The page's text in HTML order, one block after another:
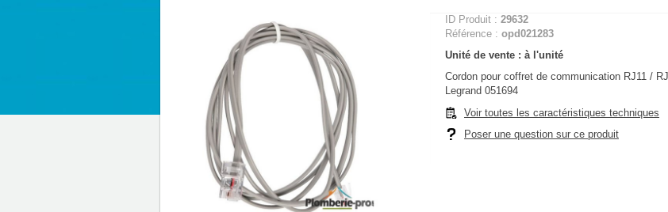
ID Produit : 29632
Référence : opd021283
Unité de vente : à l'unité
Cordon pour coffret de communication RJ11 /
Legrand 051694
Voir toutes les caractéristiques techniques
Poser une question sur ce produit